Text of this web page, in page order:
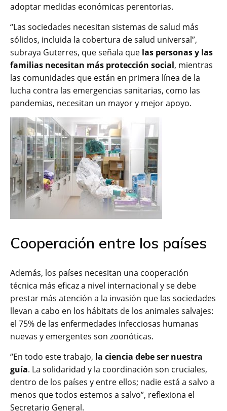
adoptar medidas económicas perentorias.
“Las sociedades necesitan sistemas de salud más
sólidos, incluida la cobertura de salud universal”,
subraya Guterres, que señala que las personas y las
familias necesitan más protección social, mientras
las comunidades que están en primera línea de la
lucha contra las emergencias sanitarias, como las
pandemias, necesitan un mayor y mejor apoyo.
Cooperación entre los países
Además, los países necesitan una cooperación
técnica más eficaz a nivel internacional y se debe
prestar más atención a la invasión que las sociedades
llevan a cabo en los hábitats de los animales salvajes:
el 75% de las enfermedades infecciosas humanas
nuevas y emergentes son zoonóticas.
“En todo este trabajo, la ciencia debe ser nuestra
guía. La solidaridad y la coordinación son cruciales,
dentro de los países y entre ellos; nadie está a salvo a
menos que todos estemos a salvo”, reflexiona el
Secretario General.